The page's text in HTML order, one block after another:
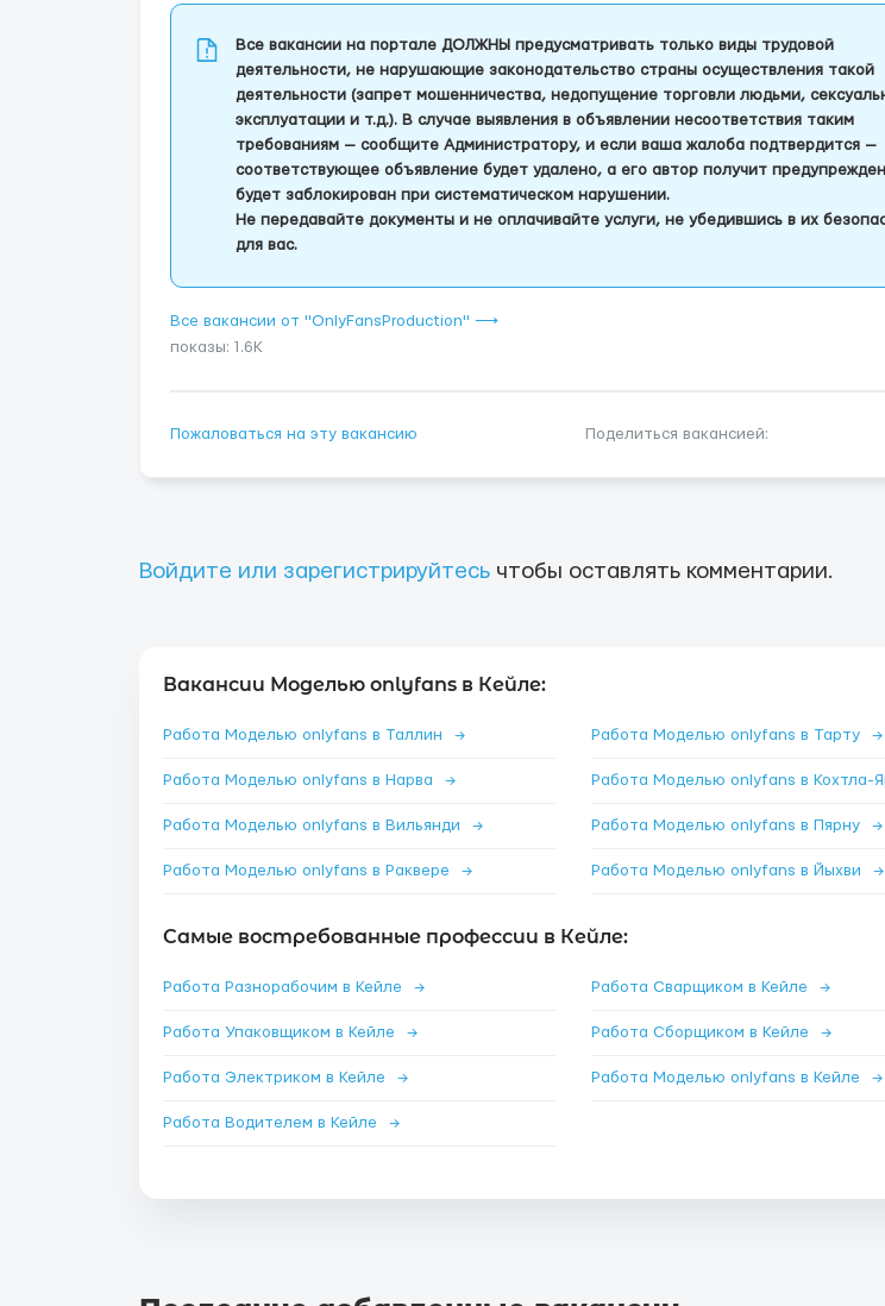
Все вакансии на портале ДОЛЖНЫ предусматривать только виды трудовой
деятельности, не нарушающие законодательство страны осуществления такой
деятельности (запрет мошенничества, недопущение торговли людьми,
эксплуатации и т.д.). В случае выявления в объявлении несоответствия таким
требованиям — сообщите Администратору, и если ваша жалоба подтвердится —
соответствующее объявление будет удалено, а его автор получит
будет заблокирован при систематическом нарушении.
Не передавайте документы и не оплачивайте услуги, не убедившись в их
для вас.
Все вакансии от "OnlyFansProduction" ⟶
показы: 1.6K
Пожаловаться на эту вакансию Поделиться вакансией:
Войдите или зарегистрируйтесь чтобы оставлять комментарии.
Вакансии Моделью onlyfans в Кейле:
Работа Моделью onlyfans в Таллин → Работа Моделью onlyfans в Тарту →
Работа Моделью onlyfans в Нарва → Работа Моделью onlyfans в Кохтла-
Работа Моделью onlyfans в Вильянди → Работа Моделью onlyfans в Пярну →
Работа Моделью onlyfans в Раквере → Работа Моделью onlyfans в Йыхви →
Самые востребованные профессии в Кейле:
Работа Разнорабочим в Кейле → Работа Сварщиком в Кейле →
Работа Упаковщиком в Кейле → Работа Сборщиком в Кейле →
Работа Электриком в Кейле → Работа Моделью onlyfans в Кейле →
Работа Водителем в Кейле →